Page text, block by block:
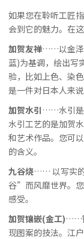
如果您在聆听工匠
会到它的魅力。在
加贺友禅……以金泽
蓝)为基调，绘出写
验，比如上色、染
是一件对日本人来
加贺水引 ……水引是
水引工艺的是加贺
和艺术作品。您可
的含义。
九谷烧…… 以写实
谷”而风靡世界。
感受。
加贺镶嵌(金工)……
现图案的技法。江